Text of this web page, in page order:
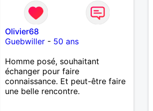
Olivier68
Guebwiller- 50 ans
Homme posé, souhaitant
échanger pour faire
connaissance. Et peut-être faire
une belle rencontre.